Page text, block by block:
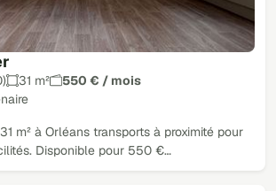
31 m²
550 € / mois
m² à Orléans transports à proximité pour
Disponible pour 550 €…